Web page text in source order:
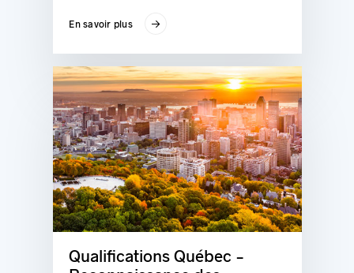
En savoir plus
Qualifications Québec -